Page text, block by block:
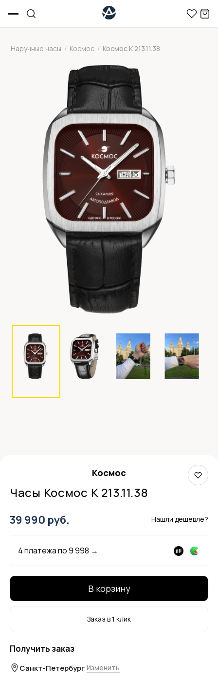
Наручные часы / Космос / Космос K 213.11.38
Космос
Часы Космос K 213.11.38
39 990 руб. Нашли дешевле?
4 платежа по9 998 →
В корзину
Заказ в 1 клик
Получить заказ
Санкт-Петербург Изменить